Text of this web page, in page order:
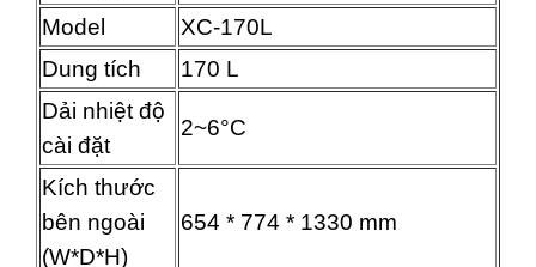
Model
XC-170L
Dung tích
170 L
Dải nhiệt độ
cài đặt
2~6°C
Kích thước
bên ngoài
(W*D*H)
654 * 774 * 1330 mm